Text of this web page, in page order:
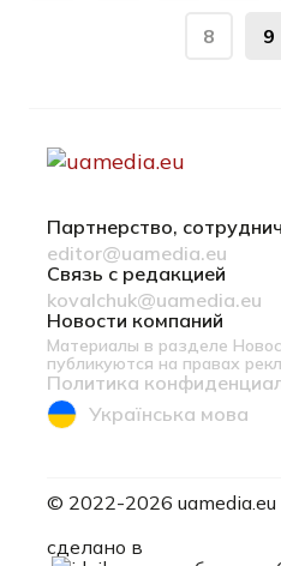
8 9
Партнерство,
editor@uamedia.eu
Связь с редакцией
kovalchuk@uamedia.eu
Новости компаний
Материалы в разделе
публикуются на правах
Политика
Українська мова
© 2022-2026 uamedia.eu
сделано в